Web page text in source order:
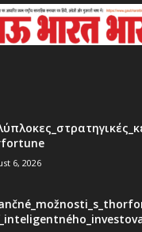
6, 2026